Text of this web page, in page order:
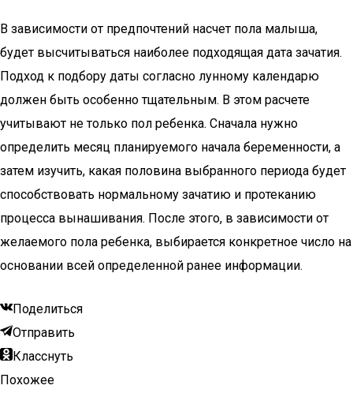
В зависимости от предпочтений насчет пола малыша,
будет высчитываться наиболее подходящая дата зачатия.
Подход к подбору даты согласно лунному календарю
должен быть особенно тщательным. В этом расчете
учитывают не только пол ребенка. Сначала нужно
определить месяц планируемого начала беременности, а
затем изучить, какая половина выбранного периода будет
способствовать нормальному зачатию и протеканию
процесса вынашивания. После этого, в зависимости от
желаемого пола ребенка, выбирается конкретное число на
основании всей определенной ранее информации.
Поделиться
Отправить
Класснуть
Похожее